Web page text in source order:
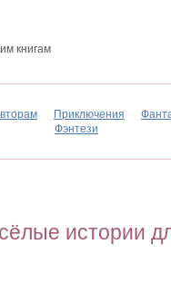
книгам
Приключения
Фэнтези
истории